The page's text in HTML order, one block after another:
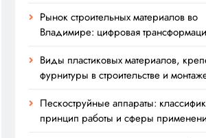
Рынок строительных материалов во
Владимире: цифровая
Виды пластиковых материалов,
фурнитуры в строительстве и
Пескоструйные аппараты:
принцип работы и сферы